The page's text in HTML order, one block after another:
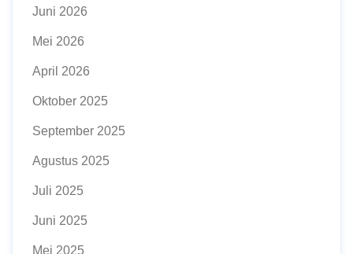
Juni 2026
Mei 2026
April 2026
Oktober 2025
September 2025
Agustus 2025
Juli 2025
Juni 2025
Mei 2025